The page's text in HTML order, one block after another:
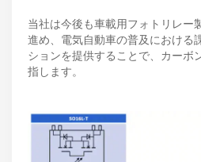
当社は今後も車載用フォトリレー
進め、電気自動車の普及における
ションを提供することで、カーボ
指します。